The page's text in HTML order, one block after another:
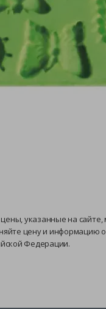
указанные на сайте,
цену и информацию
Федерации.